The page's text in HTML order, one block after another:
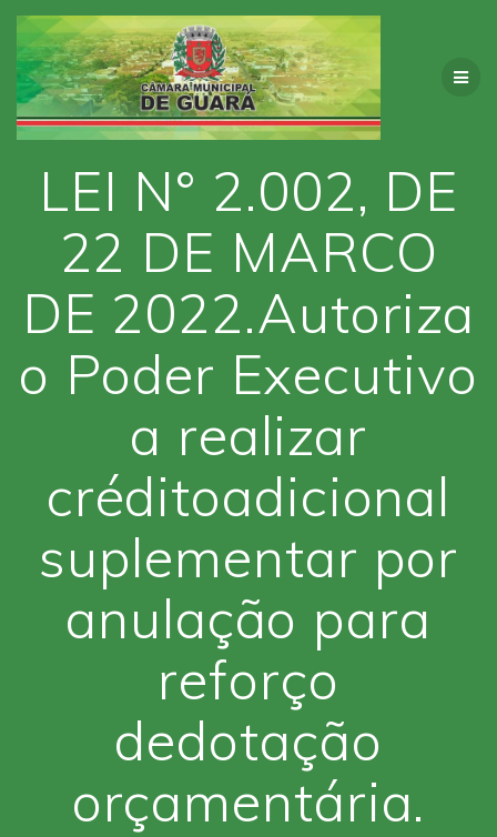
Skip
to
content
LEI N° 2.002, DE
22 DE MARCO
DE 2022.Autoriza
o Poder Executivo
a realizar
créditoadicional
suplementar por
anulação para
reforço
dedotação
orçamentária.